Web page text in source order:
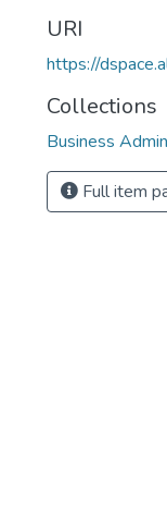
URI
https://
Collections
Full item